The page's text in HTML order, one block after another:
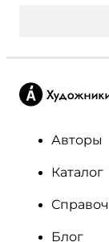
Авторы
Каталог
Блог